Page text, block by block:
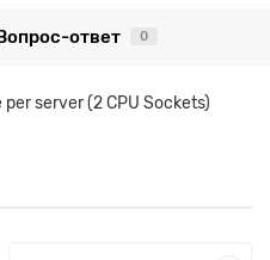
ответ 0
server (2 CPU Sockets)